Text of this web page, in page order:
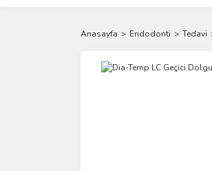
Anasayfa Endodonti Tedavi